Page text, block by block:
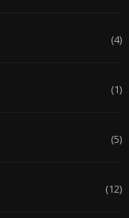
(4)
(1)
(5)
(12)